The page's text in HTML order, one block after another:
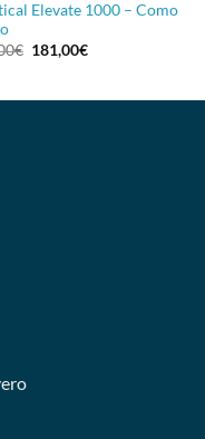
Elevate 1000 – Como
€ 181,00€